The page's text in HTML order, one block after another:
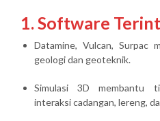
1. Software
Datamine, Vulcan, Surpac
geologi dan geoteknik.
Simulasi 3D membantu
interaksi cadangan, lereng,